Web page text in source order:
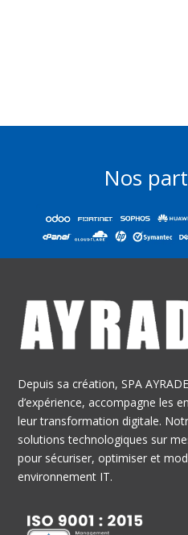
Nos
Depuis sa création, SPA
d’expérience, accompagne les
leur transformation digitale.
solutions technologiques sur
pour sécuriser, optimiser et
environnement IT.